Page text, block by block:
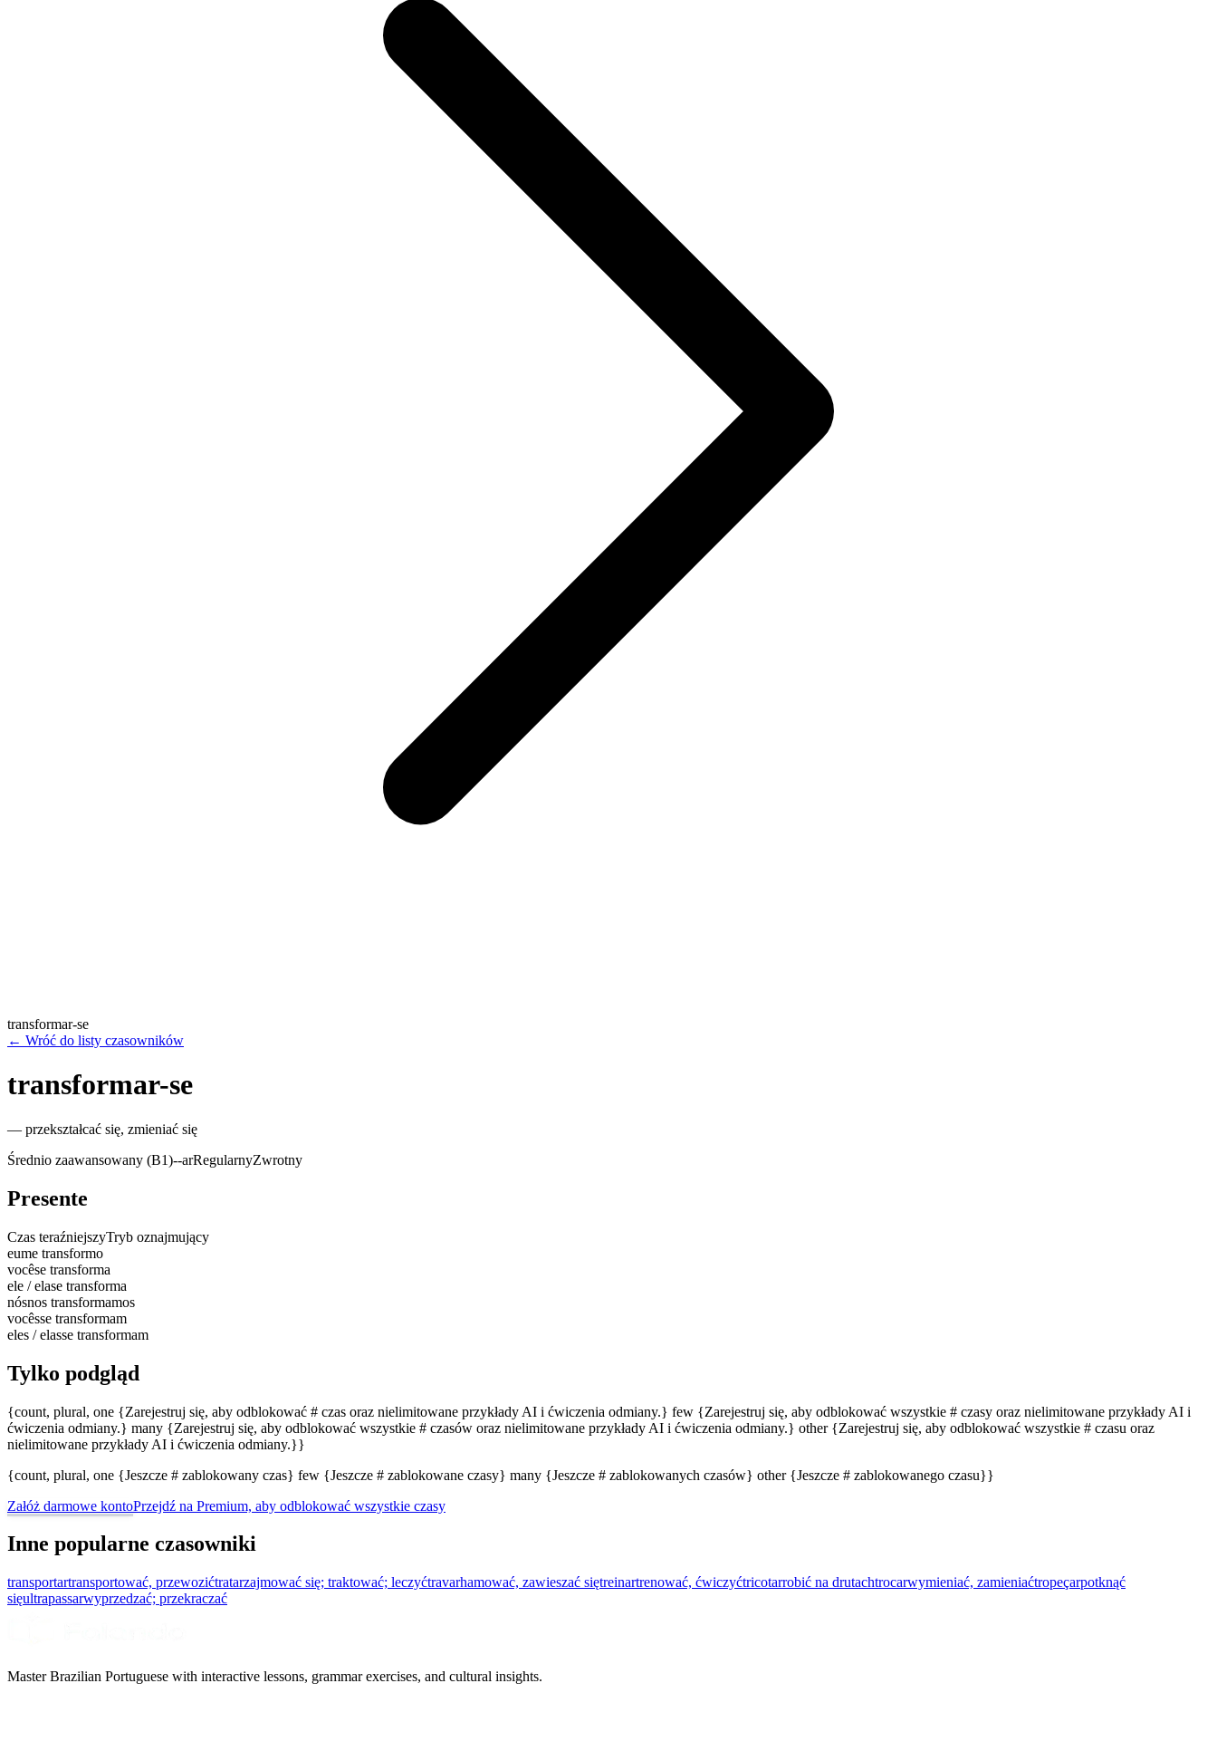
transformar-se
← Wróć do listy czasowników
transformar-se
— przekształcać się, zmieniać się
Średnio zaawansowany (B1)--arRegularnyZwrotny
Presente
Czas teraźniejszyTryb oznajmujący
eume transformo
vocêse transforma
ele / elase transforma
nósnos transformamos
vocêsse transformam
eles / elasse transformam
Tylko podgląd
{count, plural, one {Zarejestruj się, aby odblokować # czas oraz nielimitowane przykłady AI i ćwiczenia odmiany.} few {Zarejestruj się, aby odblokować wszystkie # czasy oraz nielimitowane przykłady AI i
ćwiczenia odmiany.} many {Zarejestruj się, aby odblokować wszystkie # czasów oraz nielimitowane przykłady AI i ćwiczenia odmiany.} other {Zarejestruj się, aby odblokować wszystkie # czasu oraz
nielimitowane przykłady AI i ćwiczenia odmiany.}}
{count, plural, one {Jeszcze # zablokowany czas} few {Jeszcze # zablokowane czasy} many {Jeszcze # zablokowanych czasów} other {Jeszcze # zablokowanego czasu}}
Załóż darmowe kontoPrzejdź na Premium, aby odblokować wszystkie czasy
Inne popularne czasowniki
transportartransportować, przewozićtratarzajmować się; traktować; leczyćtravarhamować, zawieszać siętreinartrenować, ćwiczyćtricotarrobić na drutachtrocarwymieniać, zamieniaćtropeçarpotknąć
sięultrapassarwyprzedzać; przekraczać
Master Brazilian Portuguese with interactive lessons, grammar exercises, and cultural insights.